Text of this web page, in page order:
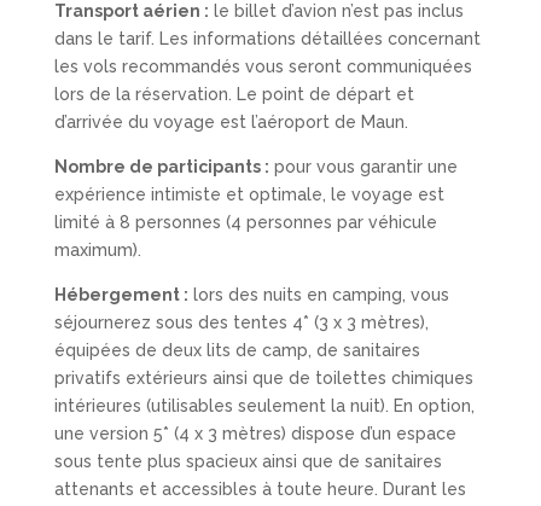
Transport aérien : le billet d’avion n’est pas inclus
dans le tarif. Les informations détaillées concernant
les vols recommandés vous seront communiquées
lors de la réservation. Le point de départ et
d’arrivée du voyage est l’aéroport de Maun.
Nombre de participants : pour vous garantir une
expérience intimiste et optimale, le voyage est
limité à 8 personnes (4 personnes par véhicule
maximum).
Hébergement : lors des nuits en camping, vous
séjournerez sous des tentes 4* (3 x 3 mètres),
équipées de deux lits de camp, de sanitaires
privatifs extérieurs ainsi que de toilettes chimiques
intérieures (utilisables seulement la nuit). En option,
une version 5* (4 x 3 mètres) dispose d’un espace
sous tente plus spacieux ainsi que de sanitaires
attenants et accessibles à toute heure. Durant les